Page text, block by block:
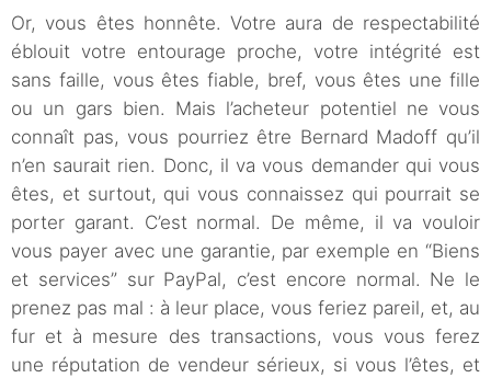
Or, vous êtes honnête. Votre aura de respectabilité
éblouit votre entourage proche, votre intégrité est
sans faille, vous êtes fiable, bref, vous êtes une fille
ou un gars bien. Mais l’acheteur potentiel ne vous
connaît pas, vous pourriez être Bernard Madoff qu’il
n’en saurait rien. Donc, il va vous demander qui vous
êtes, et surtout, qui vous connaissez qui pourrait se
porter garant. C’est normal. De même, il va vouloir
vous payer avec une garantie, par exemple en “Biens
et services” sur PayPal, c’est encore normal. Ne le
prenez pas mal : à leur place, vous feriez pareil, et, au
fur et à mesure des transactions, vous vous ferez
une réputation de vendeur sérieux, si vous l’êtes, et